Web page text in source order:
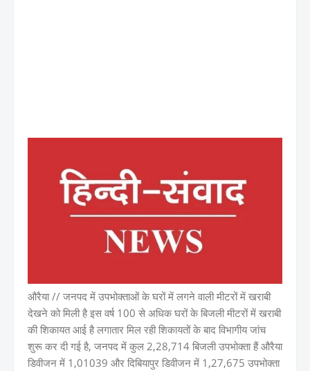
औरैया // जनपद में उपभोक्ताओं के घरों में लगने वाली मीटरों में खराबी
देखने को मिली है इस वर्ष 100 से अधिक घरों के बिजली मीटरों में खराबी
की शिकायत आई है लगातार मिल रही शिकायतों के बाद विभागीय जांच
शुरू कर दी गई है, जनपद में कुल 2,28,714 बिजली उपभोक्ता हैं औरैया
डिवीजन में 1,01039 और दिबियापुर डिवीजन में 1,27,675 उपभोक्ता